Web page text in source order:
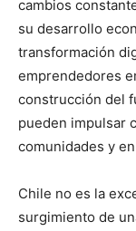
cambios
su desarrollo
transformación
emprendedores
construcción del
pueden impulsar
comunidades y
Chile no es la
surgimiento de